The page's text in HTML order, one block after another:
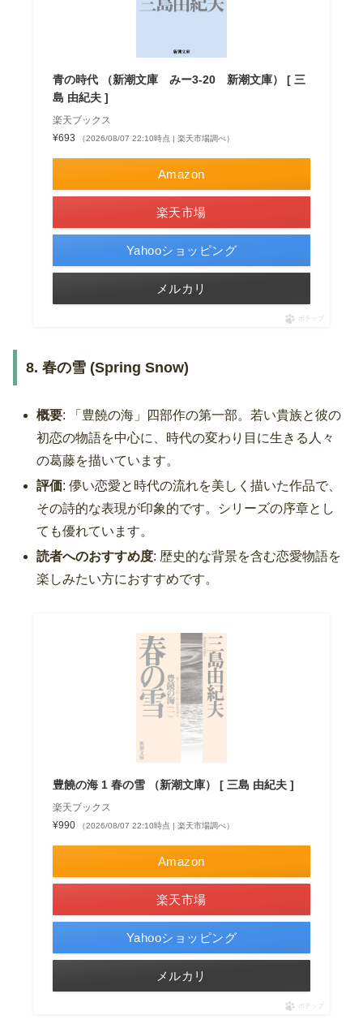
青の時代 （新潮文庫 みー3-20 新潮文庫） [ 三
島 由紀夫 ]
楽天ブックス
¥693
（2026/08/07 22:10時点 | 楽天市場調べ）
Amazon
楽天市場
Yahooショッピング
メルカリ
ポチップ
8. 春の雪 (Spring Snow)
概要: 「豊饒の海」四部作の第一部。若い貴族と彼の
初恋の物語を中心に、時代の変わり目に生きる人々
の葛藤を描いています。
評価: 儚い恋愛と時代の流れを美しく描いた作品で、
その詩的な表現が印象的です。シリーズの序章とし
ても優れています。
読者へのおすすめ度: 歴史的な背景を含む恋愛物語を
楽しみたい方におすすめです。
豊饒の海 1 春の雪 （新潮文庫） [ 三島 由紀夫 ]
楽天ブックス
¥990
（2026/08/07 22:10時点 | 楽天市場調べ）
Amazon
楽天市場
Yahooショッピング
メルカリ
ポチップ